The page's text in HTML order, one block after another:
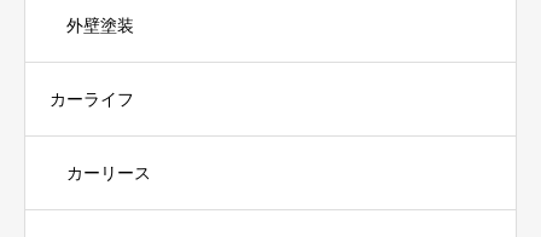
外壁塗装
カーライフ
カーリース